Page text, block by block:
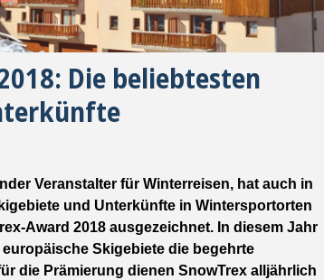
Die beliebtesten
Veranstalter für Winterreisen, hat auch in
und Unterkünfte in Wintersportorten
Award 2018 ausgezeichnet. In diesem Jahr
Skigebiete die begehrte
die Prämierung dienen SnowTrex alljährlich